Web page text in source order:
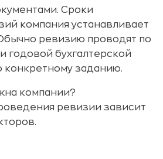
Сроки
компания устанавливает
ревизию проводят по
годовой бухгалтерской
конкретному заданию.
компании?
ревизии зависит